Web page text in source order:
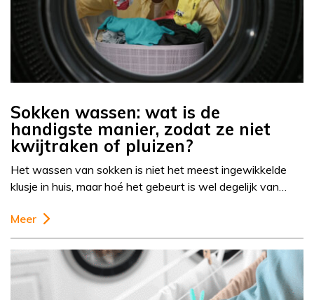
Sokken wassen: wat is de
handigste manier, zodat ze niet
kwijtraken of pluizen?
Het wassen van sokken is niet het meest ingewikkelde
klusje in huis, maar hoé het gebeurt is wel degelijk van…
Meer